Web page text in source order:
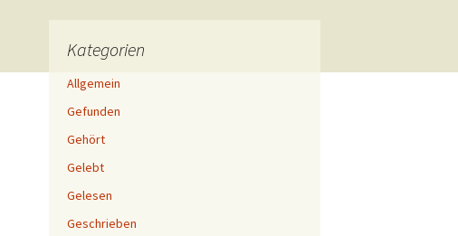
Kategorien
Allgemein
Gefunden
Gehört
Gelebt
Gelesen
Geschrieben